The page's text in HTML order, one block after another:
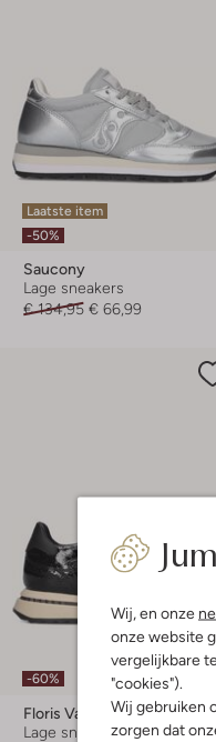
Wij, en onze
onze website
vergelijkbare
"cookies").
Wij gebruiken
zorgen dat
Laatste item
-50%
Saucony
Lage sneakers
€ 134,95 € 66,99
-60%
Floris Van Bommel
Lage sneakers